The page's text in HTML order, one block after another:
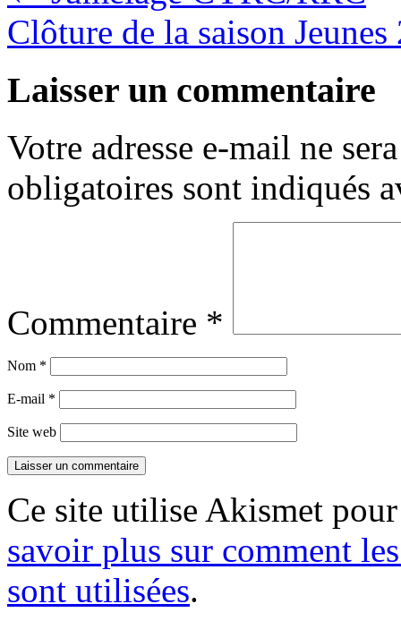
Clôture de la saison
Laisser un commentaire
Votre adresse e-mail ne
obligatoires sont indiqués
Commentaire *
Nom *
E-mail *
Site web
Ce site utilise Akismet
savoir plus sur comment
sont utilisées.